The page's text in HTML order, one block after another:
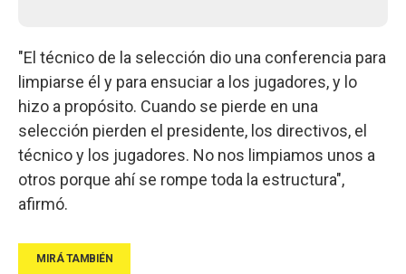
"El técnico de la selección dio una conferencia para
limpiarse él y para ensuciar a los jugadores, y lo
hizo a propósito. Cuando se pierde en una
selección pierden el presidente, los directivos, el
técnico y los jugadores. No nos limpiamos unos a
otros porque ahí se rompe toda la estructura",
afirmó.